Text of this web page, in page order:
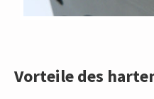
Vorteile des